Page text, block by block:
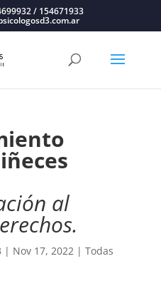
/ 154671933
al
| Nov 17, 2022| Todas